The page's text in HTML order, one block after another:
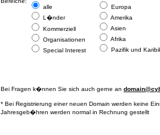
alle
L�nder
Kommerziell
Organisationen
Special Interest
Europa
Amerika
Asien
Afrika
Pazifik und
Bei Fragen k�nnen Sie sich auch gerne an
* Bei Registrierung einer neuen Domain werden keine
Jahresgeb�hren werden normal in Rechnung gestellt